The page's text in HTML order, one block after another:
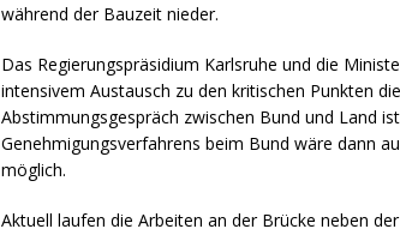
während der Bauzeit nieder.
Das Regierungspräsidium Karlsruhe und die
intensivem Austausch zu den kritischen Punkten
Abstimmungsgespräch zwischen Bund und Land
Genehmigungsverfahrens beim Bund wäre dann
möglich.
Aktuell laufen die Arbeiten an der Brücke neben